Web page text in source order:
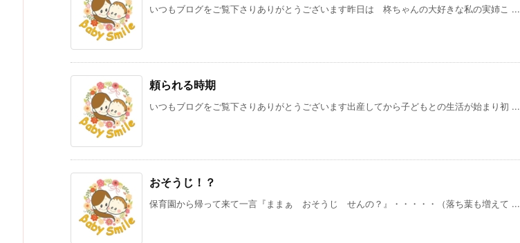
いつもブログをご覧下さりありがとうございます昨日は 柊ちゃんの大好きな私の実姉こ ...
頼られる時期
いつもブログをご覧下さりありがとうございます出産してから子どもとの生活が始まり初 ...
おそうじ！？
保育園から帰って来て一言『ままぁ おそうじ せんの？』・・・・・（落ち葉も増えて ...